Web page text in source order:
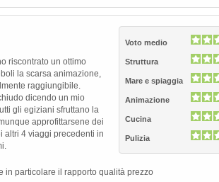
Voto medio
Struttura
Mare e spiaggia
Animazione
Cucina
Pulizia
riscontrato un ottimo
la scarsa animazione,
raggiungibile.
dicendo un mio
gli egiziani sfruttano la
approfittarsene dei
altri 4 viaggi precedenti in
in particolare il rapporto qualità prezzo